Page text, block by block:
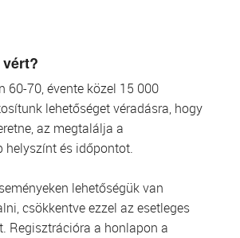
60-70, évente közel 15 000
lehetőséget véradásra, hogy
az megtalálja a
helyszínt és időpontot.
lehetőségük van
csökkentve ezzel az esetleges
Regisztrációra a honlapon a